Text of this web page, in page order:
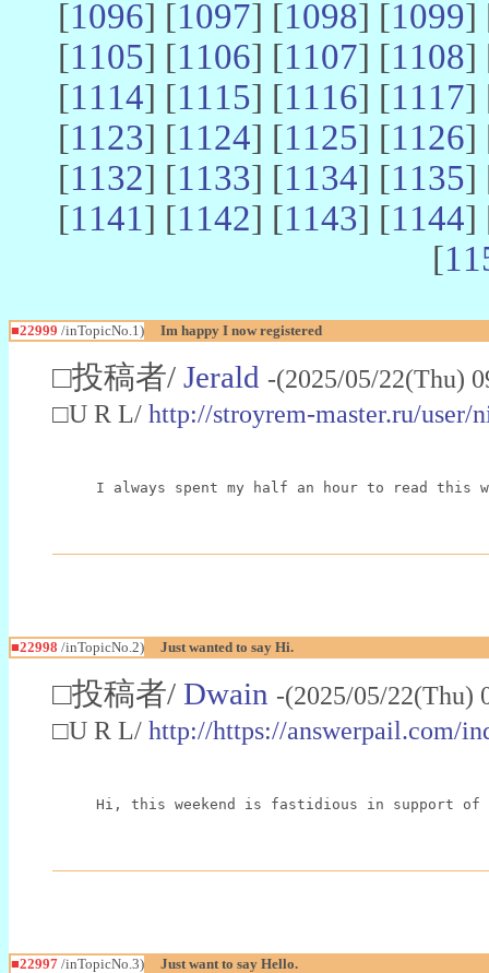
[1096] [1097] [1098] [1099]
[1105] [1106] [1107] [1108]
[1114] [1115] [1116] [1117]
[1123] [1124] [1125] [1126]
[1132] [1133] [1134] [1135]
[1141] [1142] [1143] [1144]
[
■22999 /inTopicNo.1) Im happy I now registered
□投稿者/ Jerald -(2025/05/22(Thu)
□U R L/ http://stroyrem-master.ru/user/
I always spent my half an hour to read
■22998 /inTopicNo.2) Just wanted to say Hi.
□投稿者/ Dwain -(2025/05/
□U R L/ http://https://answerpail.com/
Hi, this weekend is fastidious in support of
■22997 /inTopicNo.3) Just want to say Hello.